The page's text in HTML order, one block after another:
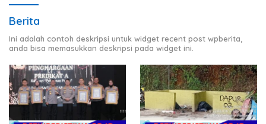
Berita
Ini adalah contoh deskripsi untuk widget recent post wpberita,
anda bisa memasukkan deskripsi pada widget ini.